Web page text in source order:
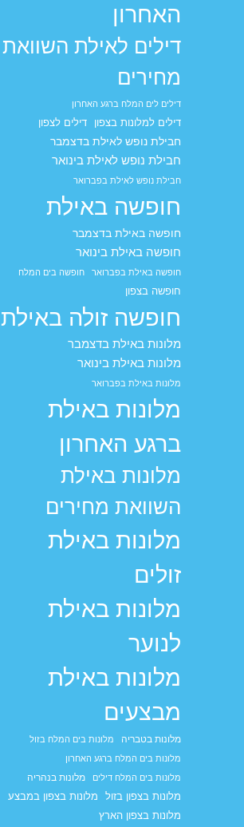
האחרון
דילים לאילת השוואת
מחירים
דילים לים המלח ברגע האחרון
דילים למלונות בצפון דילים לצפון
חבילת נופש לאילת בדצמבר
חבילת נופש לאילת בינואר
חבילת נופש לאילת בפברואר
חופשה באילת
חופשה באילת בדצמבר
חופשה באילת בינואר
חופשה באילת בפברואר חופשה בים המלח
חופשה בצפון
חופשה זולה באילת
מלונות באילת בדצמבר
מלונות באילת בינואר
מלונות באילת בפברואר
מלונות באילת
ברגע האחרון
מלונות באילת
השוואת מחירים
מלונות באילת
זולים
מלונות באילת
לנוער
מלונות באילת
מבצעים
מלונות בטבריה
מלונות בים המלח בזול
מלונות בים המלח ברגע האחרון
מלונות בים המלח דילים
מלונות בנהריה
מלונות בצפון בזול
מלונות בצפון במבצע
מלונות בצפון הארץ